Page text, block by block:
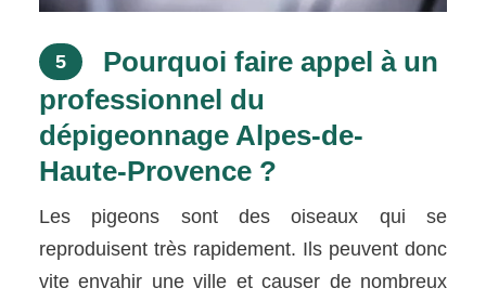
5
Pourquoi faire appel à un
professionnel du
dépigeonnage Alpes-de-
Haute-Provence ?
Les pigeons sont des oiseaux qui se
reproduisent très rapidement. Ils peuvent donc
vite envahir une ville et causer de nombreux